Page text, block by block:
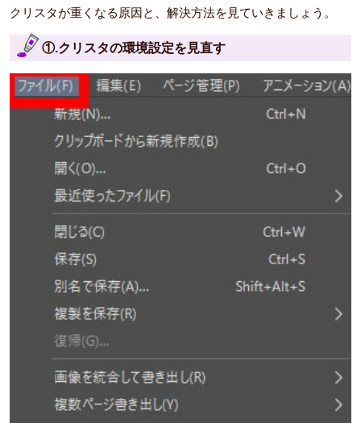
クリスタが重くなる原因と、解決方法を見ていきましょう。
①.クリスタの環境設定を見直す